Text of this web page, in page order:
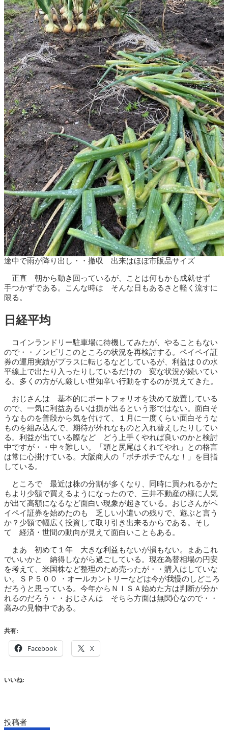
途中で雨が降り出し・・撤収 出来はほぼ市販品サイズ
正直 朝から動き回っているが、ことは何もかも成就せず
手つかずである。こんな時は そんな日もあるさと軽く流すに
限る。
日経平均
コインランドリー駐車場に待機してみたが、やることもない
ので・・ノンビリこのところの状況を再検討する。ペイペイ証
券の運用実績がプラスに転じるなどしているが、利益は０の水
平線上で出たり入ったりしているだけの 変な状況が続いてい
る。多くの方がん厳しい世知辛い行動をするのが見えてきた。
おじさんは 基本的にポートフォリオを決めて放置している
ので、一気に利益あるいは損が出るという形ではない。面白そ
うなものを普段から気を付けて、１月に一度くらい面白そうな
ものを組み込んで、期待が外れなものと入れ替えしたりしてい
る。利益が出ている際など どう上手くやれば良いのかと検討
中ですが・・中々難しい。「頭と尻尾はくれてやれ」との格言
は常に心掛けている。大阪商人の「ボチボチでんな！」を目指
している。
ところで 最近は株の分割が多くなり、同時に買われるかた
もより少額で買えるようになったので、三井不動産の様に人気
が出て高額になるなど面白い現象が起きている。おじさんがペ
イペイ証券を始めたのも 乏しい小遣いの残りで、遊ぶと言う
か？少額で幅広く投資して取り引き出来るからである。そし
て 経済・世間の動向が見えて面白いこともある。
まあ 初めて１年 大きな利益もないが損もない。まあこれ
でいいかと 納得しながら過ごしている。現在為替相場の円安
を考えて、米国株など整理のため売ったが・・購入はしていな
い。ＳＰ５００ ・オールカントリーなどは今が我慢のしどころ
だろうと思っている。今年からＮＩＳＡ始めた方は判断が分か
れるのだろう・・おじさんは そちら方面は無関心なので・・
高みの見物中である。
共有:
Facebook X
いいね:
投稿者